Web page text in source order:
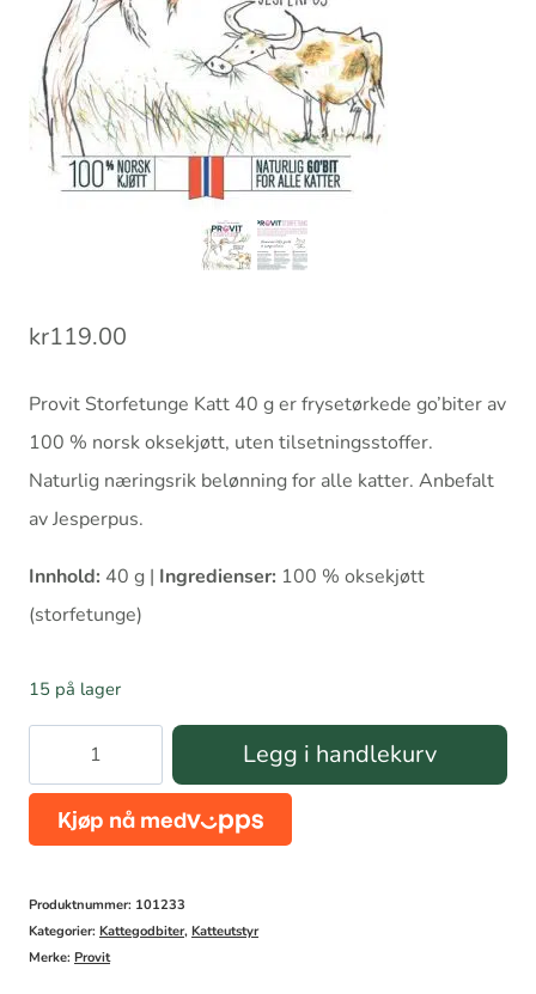
kr119.00
Provit Storfetunge Katt 40 g er frysetørkede go’biter av
100 % norsk oksekjøtt, uten tilsetningsstoffer.
Naturlig næringsrik belønning for alle katter. Anbefalt
av Jesperpus.
Innhold: 40 g | Ingredienser: 100 % oksekjøtt
(storfetunge)
15 på lager
Storfetunge
Katt
g
antall
Legg i handlekurv
Produktnummer: 101233
Kategorier: Kattegodbiter, Katteutstyr
Merke: Provit